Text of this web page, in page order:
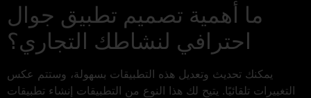
ما أهمية تصميم تطبيق جوال
احترافي لنشاطك التجاري؟
يمكنك تحديث وتعديل هذه التطبيقات بسهولة، وستتم عكس
التغييرات تلقائيًا. يتيح لك هذا النوع من التطبيقات إنشاء تطبيقات